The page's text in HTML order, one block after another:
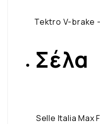
Tektro V-brake -
Σέλα
Selle Italia Max